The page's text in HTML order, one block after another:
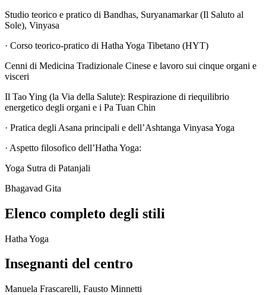
Studio teorico e pratico di Bandhas, Suryanamarkar (Il Saluto al
Sole), Vinyasa
· Corso teorico-pratico di Hatha Yoga Tibetano (HYT)
Cenni di Medicina Tradizionale Cinese e lavoro sui cinque organi e
visceri
Il Tao Ying (la Via della Salute): Respirazione di riequilibrio
energetico degli organi e i Pa Tuan Chin
· Pratica degli Asana principali e dell’Ashtanga Vinyasa Yoga
· Aspetto filosofico dell’Hatha Yoga:
Yoga Sutra di Patanjali
Bhagavad Gita
Elenco completo degli stili
Hatha Yoga
Insegnanti del centro
Manuela Frascarelli, Fausto Minnetti